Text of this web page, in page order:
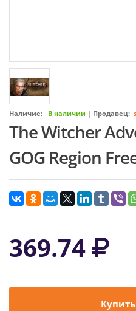
Наличие: В наличии | Продавец:
The Witcher
GOG Region
369.74